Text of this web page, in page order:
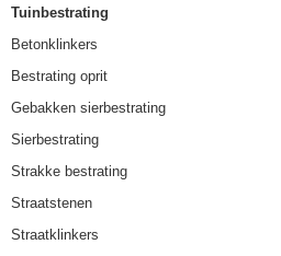
Tuinbestrating
Betonklinkers
Bestrating oprit
Gebakken sierbestrating
Sierbestrating
Strakke bestrating
Straatstenen
Straatklinkers